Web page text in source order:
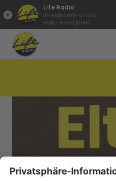
Life Radio
Life Radio GmbH & Co.KG
Gratis - in Google Play